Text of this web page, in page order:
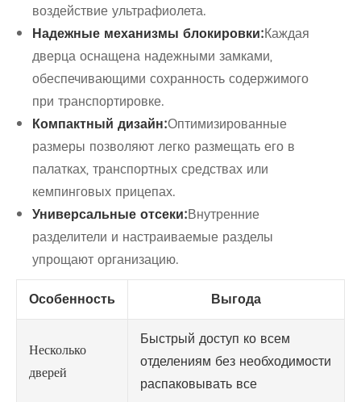
воздействие ультрафиолета.
Надежные механизмы блокировки:Каждая
дверца оснащена надежными замками,
обеспечивающими сохранность содержимого
при транспортировке.
Компактный дизайн:Оптимизированные
размеры позволяют легко размещать его в
палатках, транспортных средствах или
кемпинговых прицепах.
Универсальные отсеки:Внутренние
разделители и настраиваемые разделы
упрощают организацию.
Особенность
Выгода
Несколько
дверей
Быстрый доступ ко всем
отделениям без необходимости
распаковывать все